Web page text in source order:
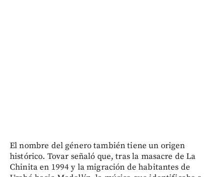
El nombre del género también tiene un origen
histórico. Tovar señaló que, tras la masacre de La
Chinita en 1994 y la migración de habitantes de